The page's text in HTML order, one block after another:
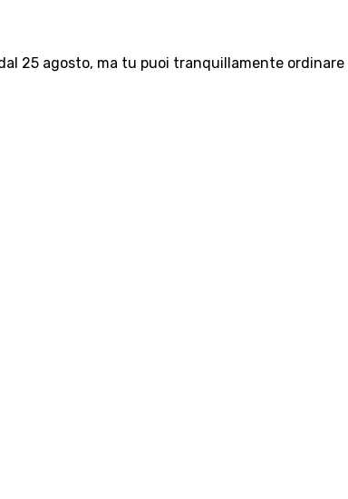
25 agosto, ma tu puoi tranquillamente